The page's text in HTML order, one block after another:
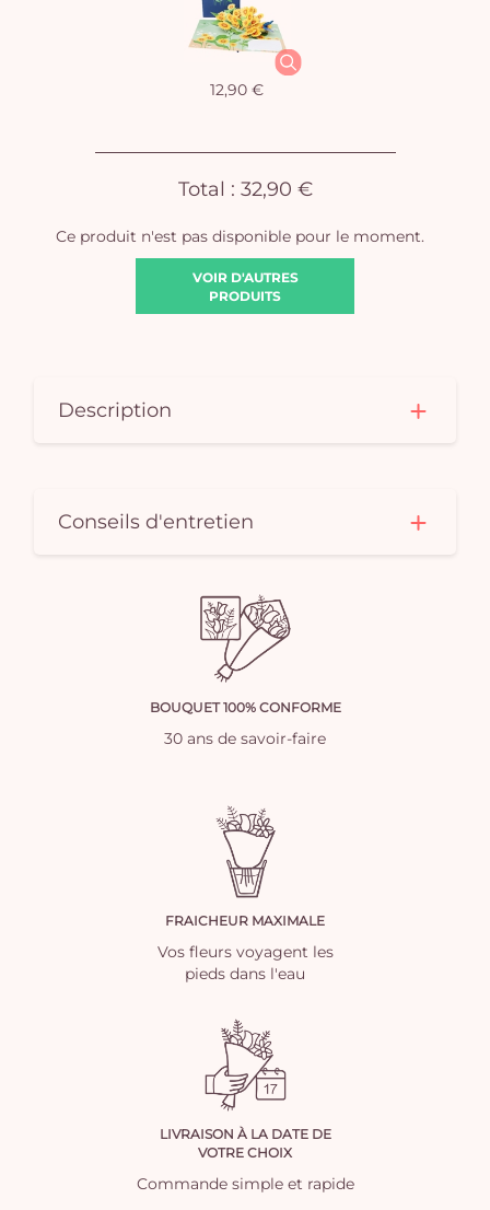
Ce produit n'est pas disponible pour le moment.
VOIR D'AUTRES
PRODUITS
12,90 €
Total : 32,90 €
Description
Conseils d'entretien
BOUQUET 100% CONFORME
30 ans de savoir-faire
FRAICHEUR MAXIMALE
Vos fleurs voyagent les
pieds dans l'eau
LIVRAISON À LA DATE DE
VOTRE CHOIX
Commande simple et rapide